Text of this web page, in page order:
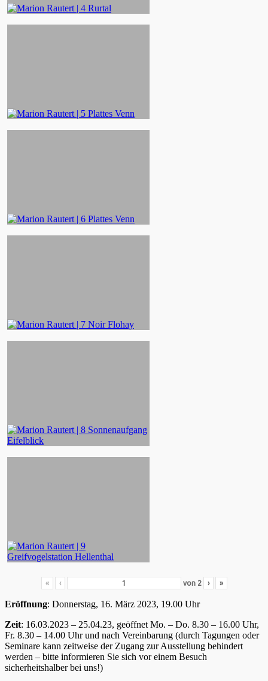
« ‹ von 2 › »
Eröffnung: Donnerstag, 16. März 2023, 19.00 Uhr
Zeit: 16.03.2023 – 25.04.23, geöffnet Mo. – Do. 8.30 – 16.00 Uhr,
Fr. 8.30 – 14.00 Uhr und nach Vereinbarung (durch Tagungen oder
Seminare kann zeitweise der Zugang zur Ausstellung behindert
werden – bitte informieren Sie sich vor einem Besuch
sicherheitshalber bei uns!)